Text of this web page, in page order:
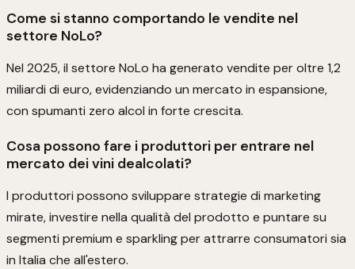
Come si stanno comportando le vendite nel
settore NoLo?
Nel 2025, il settore NoLo ha generato vendite per oltre 1,2
miliardi di euro, evidenziando un mercato in espansione,
con spumanti zero alcol in forte crescita.
Cosa possono fare i produttori per entrare nel
mercato dei vini dealcolati?
I produttori possono sviluppare strategie di marketing
mirate, investire nella qualità del prodotto e puntare su
segmenti premium e sparkling per attrarre consumatori sia
in Italia che all'estero.